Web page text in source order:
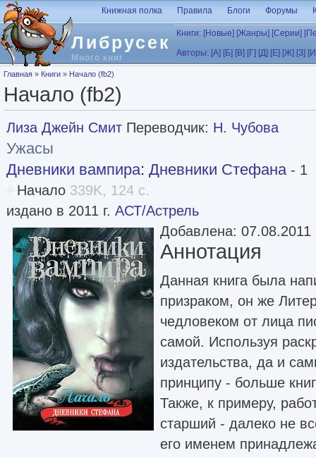
Перейти к основному содержанию
Либрусек
Много книг
Книжная полка Правила Блоги Форумы
Книги: [Новые] [Жанры] [Серии]
Авторы: [А] [Б] [В] [Г] [Д] [Е] [Ж] [З]
Вы здесь
Главная » Книги » Начало (fb2)
Начало (fb2)
Лиза Джейн Смит Переводчик: Н. Чубова
Ужасы
Дневники вампира: Дневники Стефана - 1
Начало 339K, 124 с.
издано в 2011 г. АСТ/Астрель
Добавлена: 07.08.2011
Аннотация
Данная книга была
призраком, он же
чедловеком от лица
самой. Используя
издательства, да и
принципу - больше
Также, к примеру,
старший - далеко не
его именем